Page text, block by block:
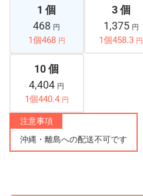
1 個
468 円
1個468 円
3 個
1,375 円
1個458.3 円
10 個
4,404 円
1個440.4 円
注意事項
沖縄・離島への配送不可です